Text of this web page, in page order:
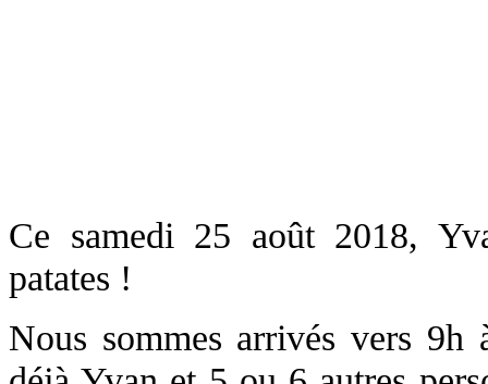
Ce samedi 25 août 2018,
patates !
Nous sommes arrivés vers 9h